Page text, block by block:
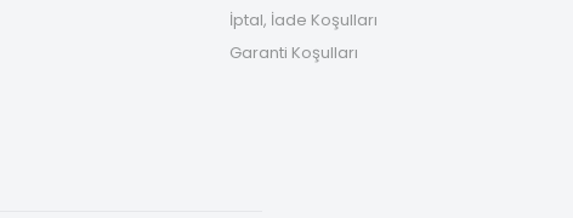
İptal, İade Koşulları
Garanti Koşulları